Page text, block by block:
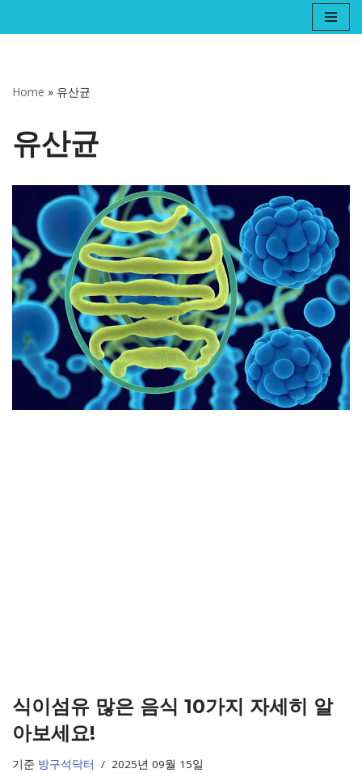
너
뛰
Home » 유산균
유산균
식이섬유 많은 음식 10가지 자세히 알
아보세요!
기준 방구석닥터 2025년 09월 15일